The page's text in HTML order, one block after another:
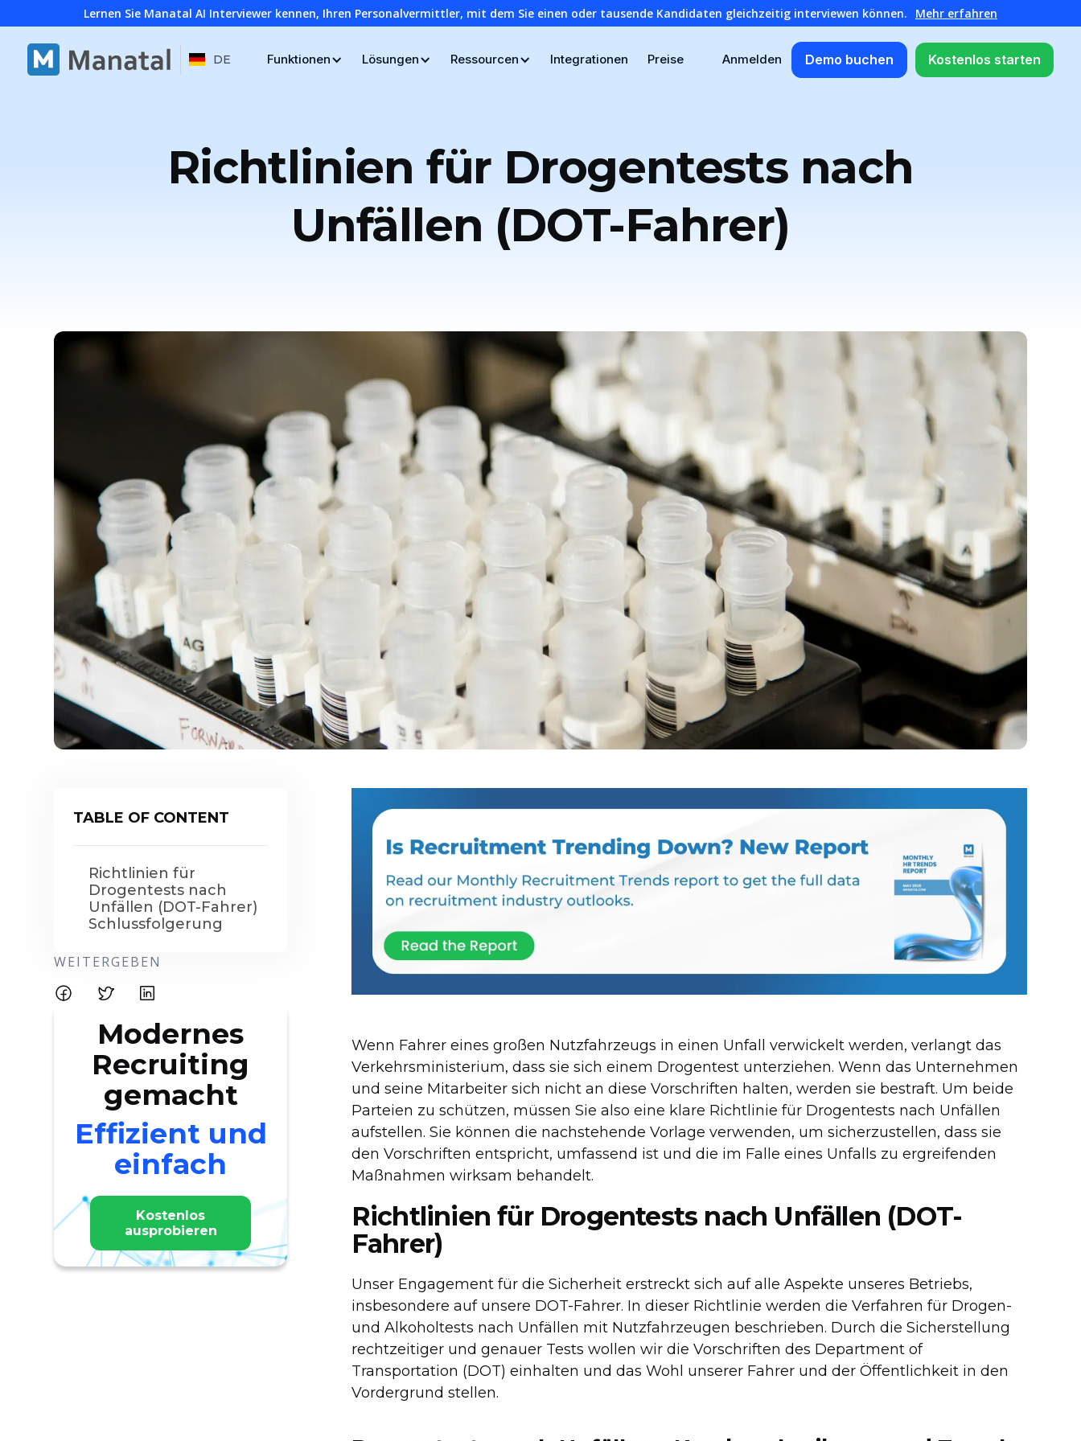
Lernen Sie Manatal AI Interviewer kennen, Ihren Personalvermittler, mit dem Sie einen oder tausende Kandidaten gleichzeitig interviewen können. Mehr erfahren
DE Funktionen Lösungen Ressourcen Integrationen Preise Anmelden Demo buchen Kostenlos starten
Richtlinien für Drogentests nach
Unfällen (DOT-Fahrer)
TABLE OF CONTENT
Richtlinien für
Drogentests nach
Unfällen (DOT-Fahrer)
Schlussfolgerung
WEITERGEBEN
Modernes
Recruiting
gemacht
Effizient und
einfach
Kostenlos
ausprobieren
Wenn Fahrer eines großen Nutzfahrzeugs in einen Unfall verwickelt werden, verlangt das
Verkehrsministerium, dass sie sich einem Drogentest unterziehen. Wenn das Unternehmen
und seine Mitarbeiter sich nicht an diese Vorschriften halten, werden sie bestraft. Um beide
Parteien zu schützen, müssen Sie also eine klare Richtlinie für Drogentests nach Unfällen
aufstellen. Sie können die nachstehende Vorlage verwenden, um sicherzustellen, dass sie
den Vorschriften entspricht, umfassend ist und die im Falle eines Unfalls zu ergreifenden
Maßnahmen wirksam behandelt.
Richtlinien für Drogentests nach Unfällen (DOT-
Fahrer)
Unser Engagement für die Sicherheit erstreckt sich auf alle Aspekte unseres Betriebs,
insbesondere auf unsere DOT-Fahrer. In dieser Richtlinie werden die Verfahren für Drogen-
und Alkoholtests nach Unfällen mit Nutzfahrzeugen beschrieben. Durch die Sicherstellung
rechtzeitiger und genauer Tests wollen wir die Vorschriften des Department of
Transportation (DOT) einhalten und das Wohl unserer Fahrer und der Öffentlichkeit in den
Vordergrund stellen.